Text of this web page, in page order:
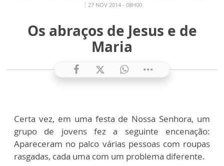
27 NOV 2014 - 08H00
Os abraços de Jesus e de
Maria
Certa vez, em uma festa de Nossa Senhora, um
grupo de jovens fez a seguinte encenação:
Apareceram no palco várias pessoas com roupas
rasgadas, cada uma com um problema diferente.